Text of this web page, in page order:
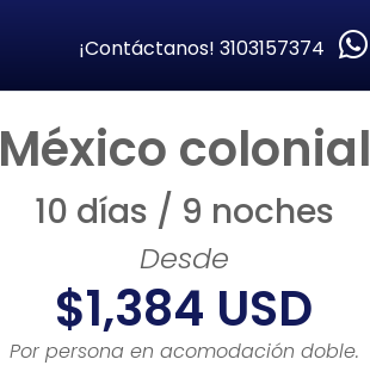
¡Contáctanos! 3103157374
México colonial
10 días / 9 noches
Desde
$1,384 USD
Por persona en acomodación doble.